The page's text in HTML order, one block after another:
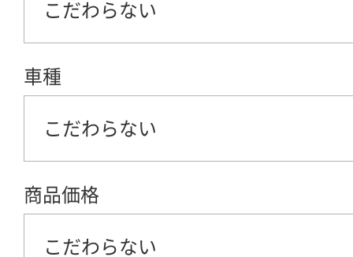
こだわらない
車種
こだわらない
商品価格
こだわらない